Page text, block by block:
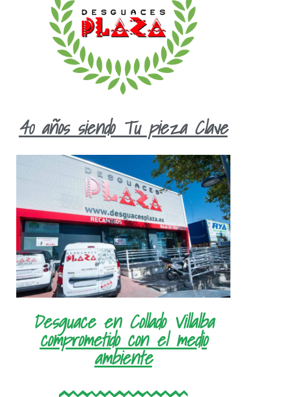
40 años siendo Tu pieza Clave
Desguace en Collado Villalba
comprometido con el medio
ambiente